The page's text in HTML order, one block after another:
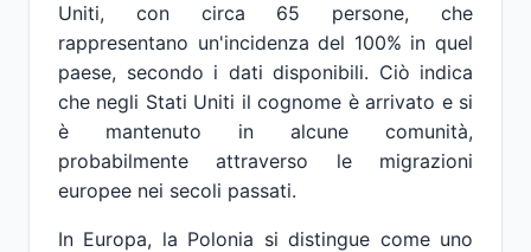
Uniti, con circa 65 persone, che
rappresentano un'incidenza del 100% in quel
paese, secondo i dati disponibili. Ciò indica
che negli Stati Uniti il cognome è arrivato e si
è mantenuto in alcune comunità,
probabilmente attraverso le migrazioni
europee nei secoli passati.
In Europa, la Polonia si distingue come uno